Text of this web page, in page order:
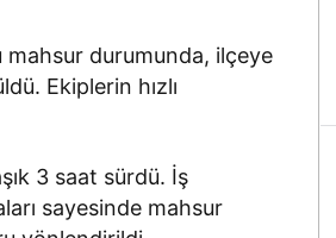
mahsur durumunda, ilçeye
Ekiplerin hızlı
3 saat sürdü. İş
sayesinde mahsur